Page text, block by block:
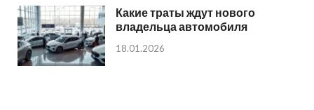
Какие траты ждут нового
владельца автомобиля
18.01.2026